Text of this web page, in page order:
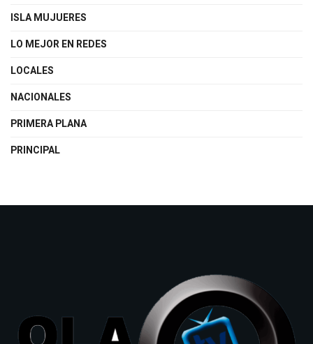
ISLA MUJUERES
LO MEJOR EN REDES
LOCALES
NACIONALES
PRIMERA PLANA
PRINCIPAL